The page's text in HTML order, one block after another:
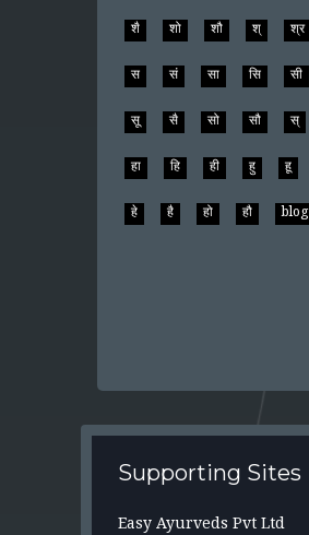
शै शो शौ श् श्र
स सं सा सि सी
सू सै सो सौ स्
हा हि ही हु हू
हे है हो हौ blog
Supporting Sites
Easy Ayurveds Pvt Ltd